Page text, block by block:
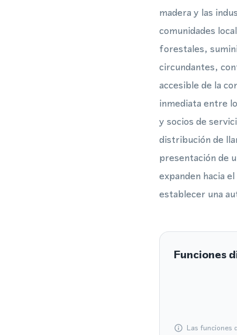
madera y las
comunidades
forestales,
circundantes,
accesible de la
inmediata entre
y socios de
distribución de
presentación de
expanden hacia
establecer una
Funciones
Las funciones